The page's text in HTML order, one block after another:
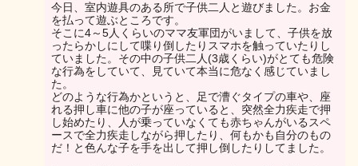
今日、室内遊具のある所で子供二人と遊びました。お金
を払って遊ぶところです。
そこに4～5人くらいのママ友軍団がいまして、子供を放
ったらかしにして喋り倒したりスマホを触っていたりし
ていました。その中の子供二人(3歳くらい)がとても危険
な行為をしていて、見ていて本当に危なく感じていまし
た。
どのような行為かというと、足で漕ぐタイプの車や、座
れる押し車に他の子が座っていると、突然全力疾走で押
し始めたり、人が乗っていなくても赤ちゃんがいるスペ
ースで全力疾走しながら押したり、何もかも自分のもの
だ！と色んな子を手を出して押し倒したりしてました。